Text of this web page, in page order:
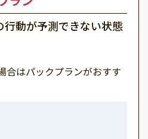
行動が予測できない状態
合はパックプランがおすす